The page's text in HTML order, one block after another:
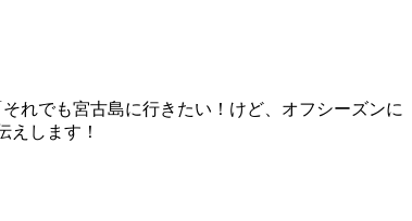
れでも宮古島に行きたい！けど、オフシーズンに
えします！